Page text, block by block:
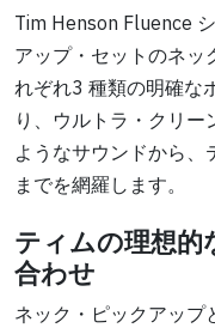
Tim Henson Fluence
アップ・セットのネッ
れぞれ3 種類の明確な
り、ウルトラ・クリ
ようなサウンドから、
までを網羅します。
ティムの理想
合わせ
ネック・ピックアップ